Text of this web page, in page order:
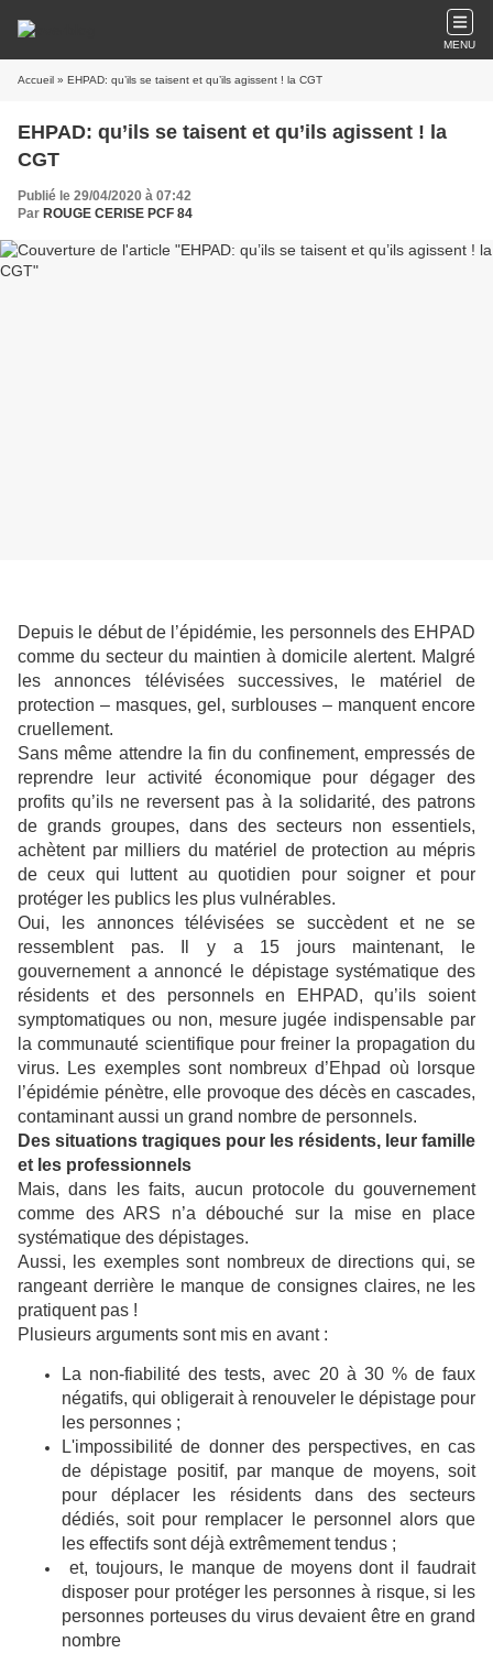
MENU
Accueil » EHPAD: qu’ils se taisent et qu’ils agissent ! la CGT
EHPAD: qu’ils se taisent et qu’ils agissent ! la
CGT
Publié le 29/04/2020 à 07:42
Par ROUGE CERISE PCF 84
Depuis le début de l’épidémie, les personnels des EHPAD
comme du secteur du maintien à domicile alertent. Malgré
les annonces télévisées successives, le matériel de
protection – masques, gel, surblouses – manquent encore
cruellement.
Sans même attendre la fin du confinement, empressés de
reprendre leur activité économique pour dégager des
profits qu’ils ne reversent pas à la solidarité, des patrons
de grands groupes, dans des secteurs non essentiels,
achètent par milliers du matériel de protection au mépris
de ceux qui luttent au quotidien pour soigner et pour
protéger les publics les plus vulnérables.
Oui, les annonces télévisées se succèdent et ne se
ressemblent pas. Il y a 15 jours maintenant, le
gouvernement a annoncé le dépistage systématique des
résidents et des personnels en EHPAD, qu’ils soient
symptomatiques ou non, mesure jugée indispensable par
la communauté scientifique pour freiner la propagation du
virus. Les exemples sont nombreux d’Ehpad où lorsque
l’épidémie pénètre, elle provoque des décès en cascades,
contaminant aussi un grand nombre de personnels.
Des situations tragiques pour les résidents, leur famille
et les professionnels
Mais, dans les faits, aucun protocole du gouvernement
comme des ARS n’a débouché sur la mise en place
systématique des dépistages.
Aussi, les exemples sont nombreux de directions qui, se
rangeant derrière le manque de consignes claires, ne les
pratiquent pas !
Plusieurs arguments sont mis en avant :
La non-fiabilité des tests, avec 20 à 30 % de faux
négatifs, qui obligerait à renouveler le dépistage pour
les personnes ;
L'impossibilité de donner des perspectives, en cas
de dépistage positif, par manque de moyens, soit
pour déplacer les résidents dans des secteurs
dédiés, soit pour remplacer le personnel alors que
les effectifs sont déjà extrêmement tendus ;
et, toujours, le manque de moyens dont il faudrait
disposer pour protéger les personnes à risque, si les
personnes porteuses du virus devaient être en grand
nombre